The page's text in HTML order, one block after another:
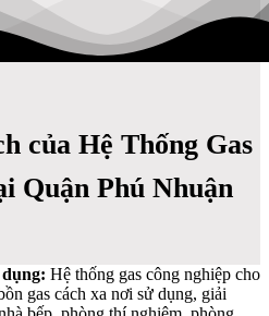
của Hệ Thống Gas
Quận Phú Nhuận
Hệ thống gas công nghiệp cho
gas cách xa nơi sử dụng, giải